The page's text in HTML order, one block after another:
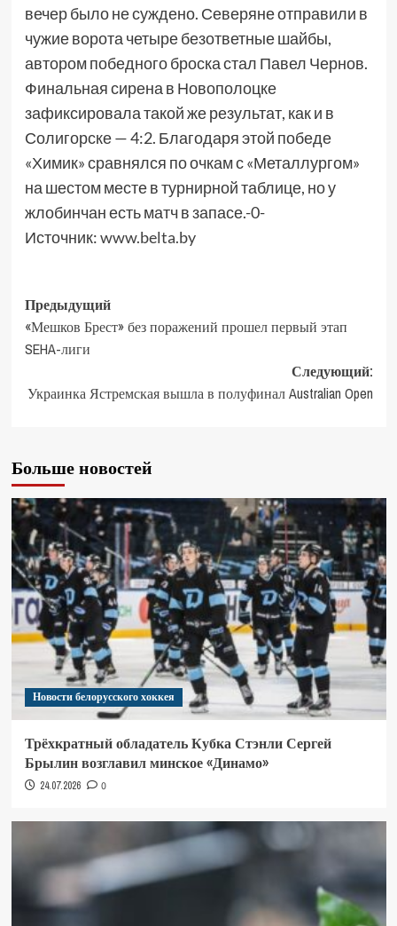
вечер было не суждено. Северяне отправили в
чужие ворота четыре безответные шайбы,
автором победного броска стал Павел Чернов.
Финальная сирена в Новополоцке
зафиксировала такой же результат, как и в
Солигорске — 4:2. Благодаря этой победе
«Химик» сравнялся по очкам с «Металлургом»
на шестом месте в турнирной таблице, но у
жлобинчан есть матч в запасе.-0-
Источник:www.belta.by
Предыдущий
«Мешков Брест» без поражений прошел первый этап
SEHA-лиги
Следующий:
Украинка Ястремская вышла в полуфинал Australian Open
Больше новостей
Новости белорусского хоккея
Трёхкратный обладатель Кубка Стэнли Сергей
Брылин возглавил минское «Динамо»
24.07.2026 0